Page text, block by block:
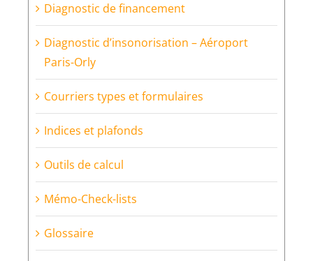
Diagnostic de financement
Diagnostic d’insonorisation – Aéroport
Paris-Orly
Courriers types et formulaires
Indices et plafonds
Outils de calcul
Mémo-Check-lists
Glossaire